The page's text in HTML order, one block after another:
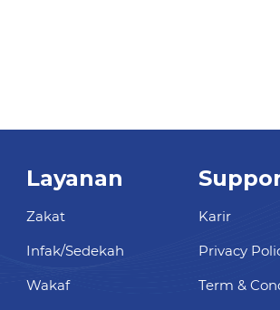
Layanan
Zakat
Infak/Sedekah
Wakaf
Karir
Privacy
Term &